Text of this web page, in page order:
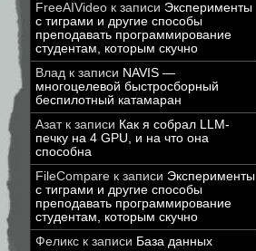
FreeAIVideo к записи Эксперименты
с тиграми и другие способы
преподавать программирование
студентам, которым скучно
Влад к записи NAVIS —
многоцелевой быстросборный
беспилотный катамаран
Азатк записи Как я собрал LLM-
печку на 4 GPU, и на что она
способна
FileCompare к записи Эксперименты
с тиграми и другие способы
преподавать программирование
студентам, которым скучно
Феликс к записи База данных